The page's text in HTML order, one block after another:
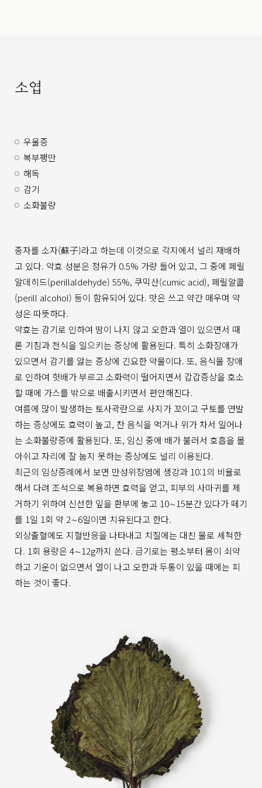
소엽
우울증
복부팽만
해독
감기
소화불량
종자를 소자(蘇子)라고 하는데 이것으로 각지에서 널리 재배하
고 있다. 약효 성분은 정유가 0.5% 가량 들어 있고, 그 중에 페릴
알데히드(perillaldehyde) 55%, 쿠믹산(cumic acid), 페릴알콜
(perill alcohol) 등이 함유되어 있다. 맛은 쓰고 약간 매우며 약
성은 따뜻하다.
약효는 감기로 인하여 땀이 나지 않고 오한과 열이 있으면서 때
론 기침과 천식을 일으키는 증상에 활용된다. 특히 소화장애가
있으면서 감기를 앓는 증상에 긴요한 약물이다. 또, 음식물 장애
로 인하여 헛배가 부르고 소화력이 떨어지면서 갑갑증상을 호소
할 때에 가스를 밖으로 배출시키면서 편안해진다.
여름에 많이 발생하는 토사곽란으로 사지가 꼬이고 구토를 연발
하는 증상에도 효력이 높고, 찬 음식을 먹거나 위가 차서 일어나
는 소화불량증에 활용된다. 또, 임신 중에 배가 불러서 호흡을 몰
아쉬고 자리에 잘 눕지 못하는 증상에도 널리 이용된다.
최근의 임상증례에서 보면 만성위장염에 생강과 10:1의 비율로
해서 다려 조석으로 복용하면 효력을 얻고, 피부의 사마귀를 제
거하기 위하여 신선한 잎을 환부에 놓고 10∼15분간 있다가 떼기
를 1일 1회 약 2∼6일이면 치유된다고 한다.
외상출혈에도 지혈반응을 나타내고 치질에는 대친 물로 세척한
다. 1회 용량은 4∼12g까지 쓴다. 금기로는 평소부터 몸이 쇠약
하고 기운이 없으면서 열이 나고 오한과 두통이 있을 때에는 피
하는 것이 좋다.